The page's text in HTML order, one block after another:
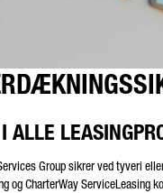
ALLE
Group sikrer ved tyveri
og CharterWay ServiceLeasing